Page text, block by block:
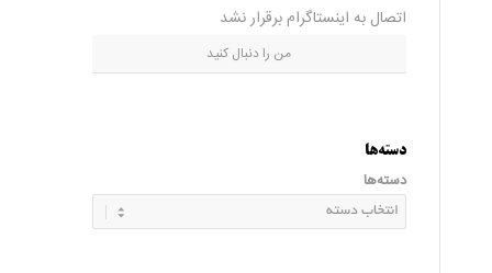
اتصال به اینستاگرام برقرار نشد
من را دنبال کنید
دسته‌ها
دسته‌ها